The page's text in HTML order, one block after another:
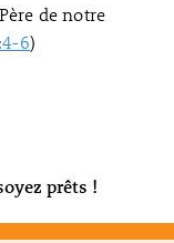
de notre
6)
prêts !